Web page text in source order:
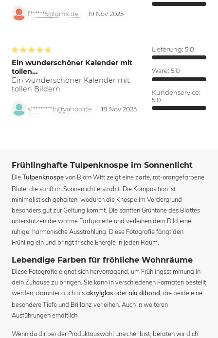
f******5@gmx.de 19 Nov 2025
Ein wunderschöner Kalender mit
tollen…
Ein wunderschöner Kalender mit
tollen Bildern.
s*********h@yahoo.de 19 Nov 2025
Lieferung: 5.0
Ware: 5.0
Kundenservice:
5.0
Frühlinghafte Tulpenknospe im Sonnenlicht
Die Tulpenknospe von Björn Witt zeigt eine zarte, rot-orangefarbene
Blüte, die sanft im Sonnenlicht erstrahlt. Die Komposition ist
minimalistisch gehalten, wodurch die Knospe im Vordergrund
besonders gut zur Geltung kommt. Die sanften Grüntöne des Blattes
unterstützen die warme Farbpalette und verleihen dem Bild eine
ruhige, harmonische Ausstrahlung. Diese Fotografie fängt den
Frühling ein und bringt frische Energie in jeden Raum.
Lebendige Farben für fröhliche Wohnräume
Diese Fotografie eignet sich hervorragend, um Frühlingsstimmung in
dein Zuhause zu bringen. Sie kann in verschiedenen Formaten bestellt
werden, darunter auch als akrylglas oderalu dibond
, die beide eine
besondere Tiefe und Brillanz verleihen. Auch in weiteren
Ausführungen erhältlich.
Wenn du dir bei der Produktauswahl unsicher bist, beraten wir dich